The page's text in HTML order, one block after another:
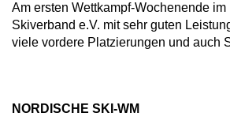
Am ersten Wettkampf-Wochenende
Skiverband e.V. mit sehr guten
viele vordere Platzierungen und auch
NORDISCHE SKI-WM